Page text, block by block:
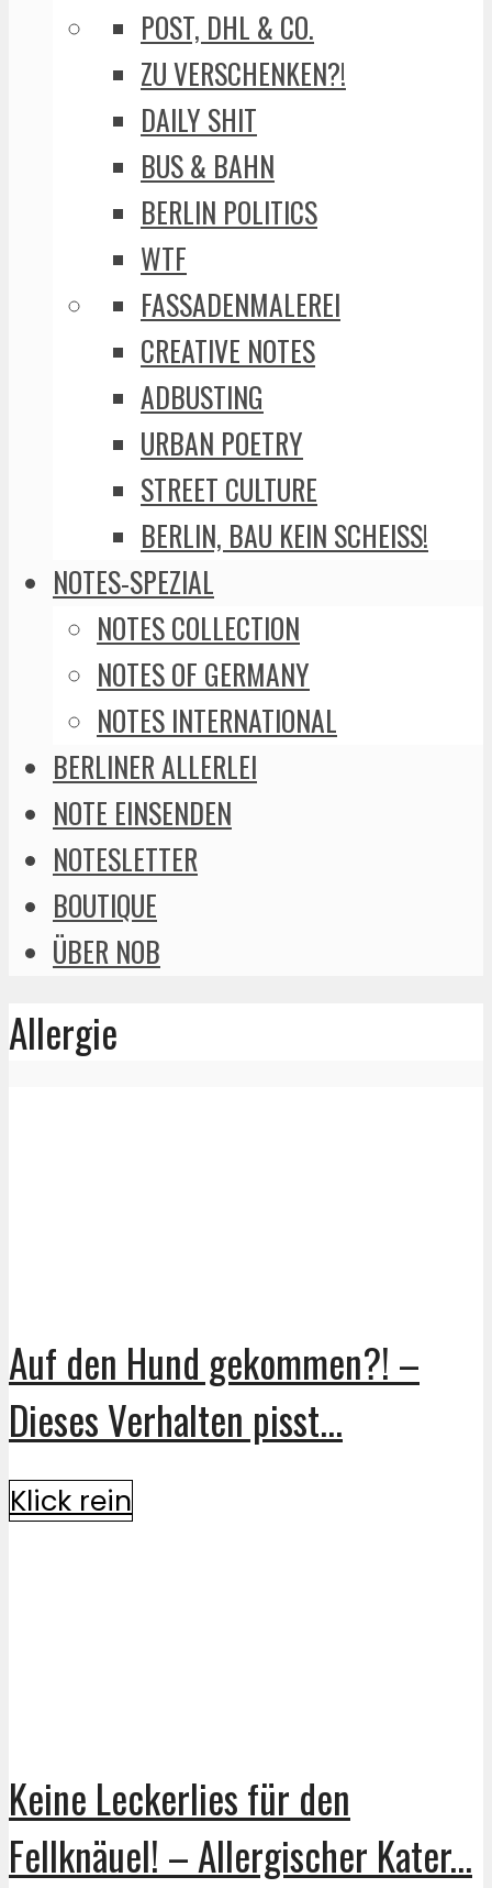
POST, DHL & CO.
ZU VERSCHENKEN?!
DAILY SHIT
BUS & BAHN
BERLIN POLITICS
WTF
FASSADENMALEREI
CREATIVE NOTES
ADBUSTING
URBAN POETRY
STREET CULTURE
BERLIN, BAU KEIN SCHEISS!
NOTES-SPEZIAL
NOTES COLLECTION
NOTES OF GERMANY
NOTES INTERNATIONAL
BERLINER ALLERLEI
NOTE EINSENDEN
NOTESLETTER
BOUTIQUE
ÜBER NOB
Allergie
Auf den Hund gekommen?! –
Dieses Verhalten pisst...
Klick rein
Keine Leckerlies für den
Fellknäuel! – Allergischer Kater...